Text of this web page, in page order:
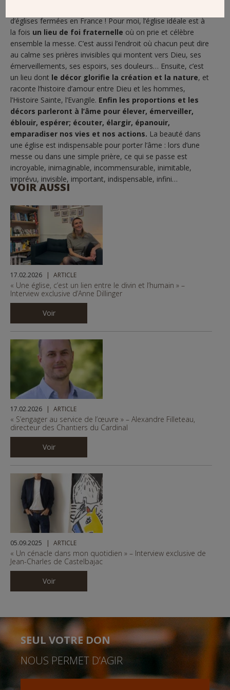
d’églises fermées en France ! Pour moi, l’église idéale est à
la fois un lieu de foi fraternelle où on prie et célèbre
ensemble la messe. C’est aussi l’endroit où chacun peut dire
au calme ses prières invisibles qui montent vers Dieu, ses
émerveillements, ses espoirs, ses douleurs… Ensuite, c’est
un lieu dont le décor glorifie la création et la nature, et
raconte l’histoire d’amour entre Dieu et les hommes,
l’Histoire Sainte, l’Evangile. Enfin les proportions et les
décors parleront à l’âme pour élever, émerveiller,
éblouir, espérer; écouter, élargir, épanouir,
emparadiser nos vies et nos actions. La beauté dans
une église est indispensable pour porter l’âme : lors d’une
messe ou dans une simple prière, ce qui se passe est
incroyable, inimaginable, incommensurable, inimitable,
imprévu, invisible, important, indispensable, infini…
VOIR AUSSI
17.02.2026 ARTICLE
« Une église, c’est un lien entre le divin et l’humain » –
Interview exclusive d’Anne Dillinger
Voir
17.02.2026 ARTICLE
« S’engager au service de l’œuvre » – Alexandre Filleteau,
directeur des Chantiers du Cardinal
Voir
05.09.2025 ARTICLE
️️« Un cénacle dans mon quotidien » – Interview exclusive de
Jean-Charles de Castelbajac
Voir
SEUL VOTRE DON
NOUS PERMET D’AGIR